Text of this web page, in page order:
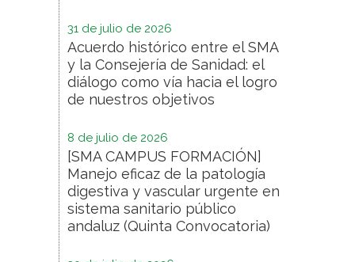
31 de julio de 2026
Acuerdo histórico entre el SMA
y la Consejería de Sanidad: el
diálogo como vía hacia el logro
de nuestros objetivos
8 de julio de 2026
[SMA CAMPUS FORMACIÓN]
Manejo eficaz de la patología
digestiva y vascular urgente en
sistema sanitario público
andaluz (Quinta Convocatoria)